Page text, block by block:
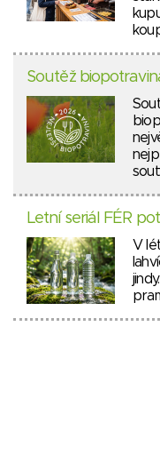
Soutěž
Letní seriál FÉR
V